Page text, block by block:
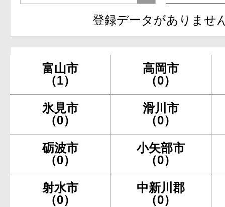
登録データがありませ
富山市
（1）
高岡市
（0）
氷見市
（0）
滑川市
（0）
砺波市
（0）
小矢部市
（0）
射水市
（0）
中新川郡
（0）